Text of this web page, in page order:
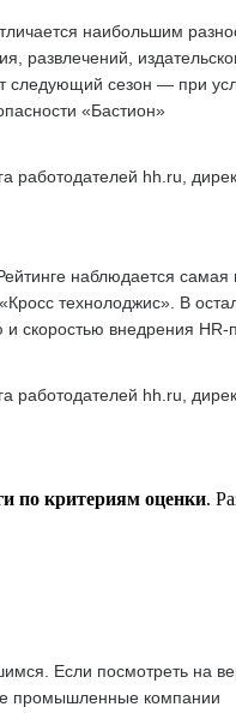
наибольшим
развлечений,
следующий сезон — при
«Бастион»
работодателей hh.ru,
наблюдается
технолоджис». В
скоростью внедрения
работодателей hh.ru,
по критериям оценки.
Если посмотреть на
промышленные компании